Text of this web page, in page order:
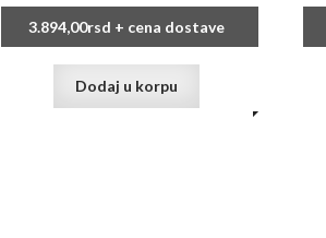
3.894,00rsd + cena dostave
Dodaj u korpu